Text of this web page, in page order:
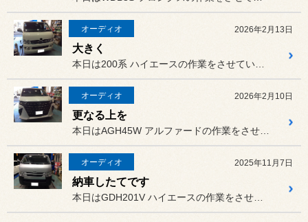
オーディオ 2026年2月13日
大きく
オーディオ 2026年2月10日
更なる上を
オーディオ 2025年11月7日
納車したてです